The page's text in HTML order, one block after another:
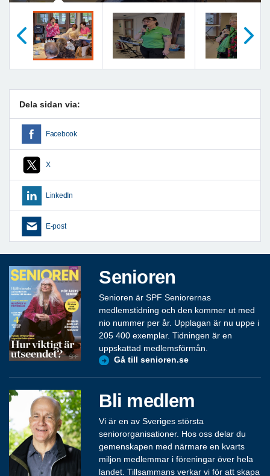
Dela sidan via:
Facebook
X
LinkedIn
E-post
Senioren
Senioren är SPF Seniorernas
medlemstidning och den kommer ut med
nio nummer per år. Upplagan är nu uppe i
205 400 exemplar. Tidningen är en
uppskattad medlemsförmån.
Gå till senioren.se
Bli medlem
Vi är en av Sveriges största
seniororganisationer. Hos oss delar du
gemenskapen med närmare en kvarts
miljon medlemmar i föreningar över hela
landet. Tillsammans verkar vi för att skapa